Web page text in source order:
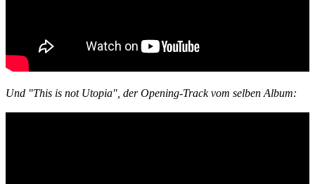
Und "This is not Utopia", der Opening-Track vom selben Album: